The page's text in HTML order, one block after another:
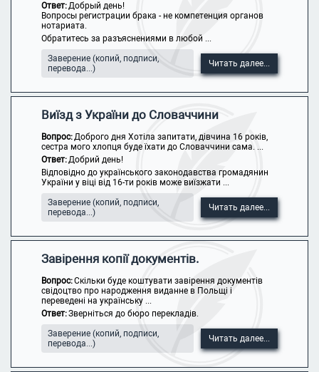
Ответ:Добрый день!
Вопросы регистрации брака - не компетенция органов
нотариата.
Обратитесь за разъяснениями в любой ...
Заверение (копий, подписи,
перевода...)
Читать далее...
Виїзд з України до Словаччини
Вопрос:Доброго дня Хотіла запитати, дівчина 16 років,
сестра мого хлопця буде їхати до Словаччини сама. ...
Ответ:Добрий день!
Відповідно до українського законодавства громадянин
України у віці від 16-ти років може виїзжати ...
Заверение (копий, подписи,
перевода...)
Читать далее...
Завірення копії документів.
Вопрос:Скільки буде коштувати завірення документів
свідоцтво про народження виданне в Польщі і
переведені на українську ...
Ответ:Зверніться до бюро перекладів.
Заверение (копий, подписи,
перевода...)
Читать далее...